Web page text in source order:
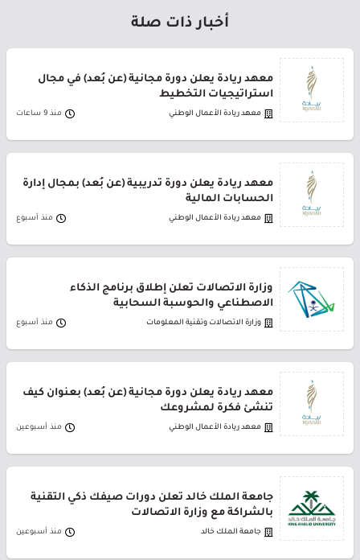
أخبار ذات صلة
معهد ريادة يعلن دورة مجانية (عن بُعد) في مجال
استراتيجيات التخطيط
معهد ريادة الأعمال الوطني منذ 9 ساعات
معهد ريادة يعلن دورة تدريبية (عن بُعد) بمجال إدارة
الحسابات المالية
معهد ريادة الأعمال الوطني منذ أسبوع
وزارة الاتصالات تعلن إطلاق برنامج الذكاء
الاصطناعي والحوسبة السحابية
وزارة الاتصالات وتقنية المعلومات منذ أسبوع
معهد ريادة يعلن دورة مجانية (عن بُعد) بعنوان كيف
تنشئ فكرة لمشروعك
معهد ريادة الأعمال الوطني منذ أسبوعين
جامعة الملك خالد تعلن دورات صيفك ذكي التقنية
بالشراكة مع وزارة الاتصالات
جامعة الملك خالد منذ أسبوعين